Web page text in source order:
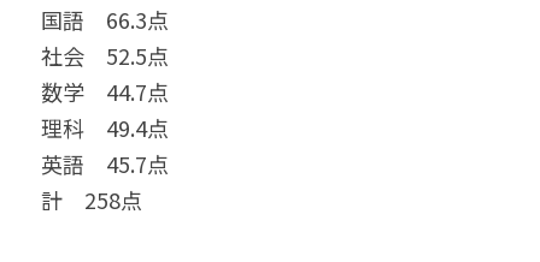
国語　66.3点
社会　52.5点
数学　44.7点
理科　49.4点
英語　45.7点
計　258点